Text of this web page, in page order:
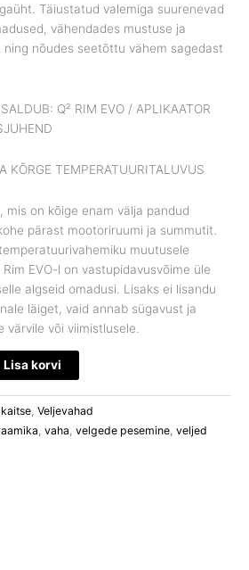
Täiustatud valemiga suurenevad
vähendades mustuse ja
nõudes seetõttu vähem sagedast
Q² RIM EVO / APLIKAATOR
KÕRGE TEMPERATUURITALUVUS
mis on kõige enam välja pandud
pärast mootoriruumi ja summutit.
muutusele
EVO-l on vastupidavusvõime üle
algseid omadusi. Lisaks ei lisandu
läiget, vaid annab sügavust ja
värvile või viimistlusele.
Lisa korvi
Veljevahad
vaha velgede pesemine veljed